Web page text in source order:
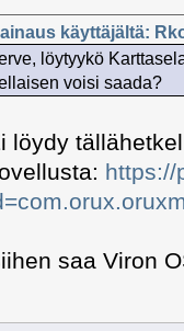
käyttäjältä:
löytyykö
voisi saada?
löydy
https://
saa Viron